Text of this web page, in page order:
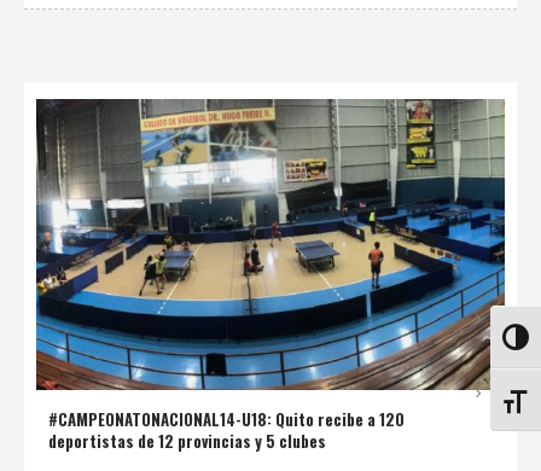
#CAMPEONATONACIONAL14-U18: Quito recibe a 120
deportistas de 12 provincias y 5 clubes